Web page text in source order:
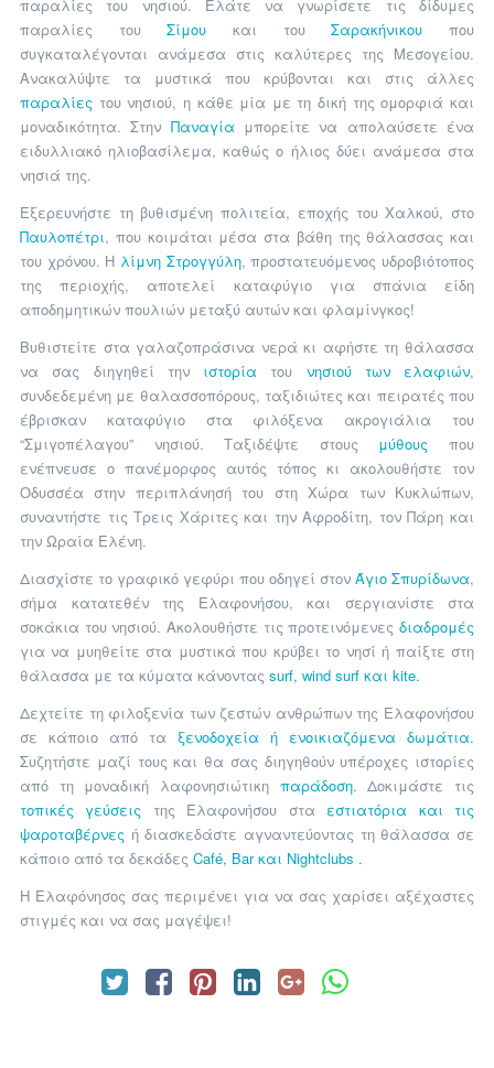
παραλίες του νησιού. Ελάτε να γνωρίσετε τις δίδυμες
παραλίες τουΣίμου και τουΣαρακήνικου που
συγκαταλέγονται ανάμεσα στις καλύτερες της Μεσογείου.
Ανακαλύψτε τα μυστικά που κρύβονται και στις άλλες
παραλίες του νησιού, η κάθε μία με τη δική της ομορφιά και
μοναδικότητα. Στην Παναγία μπορείτε να απολαύσετε ένα
ειδυλλιακό ηλιοβασίλεμα, καθώς ο ήλιος δύει ανάμεσα στα
νησιά της.
Εξερευνήστε τη βυθισμένη πολιτεία, εποχής του Χαλκού, στο
Παυλοπέτρι, που κοιμάται μέσα στα βάθη της θάλασσας και
του χρόνου. Η λίμνη Στρογγύλη, προστατευόμενος υδροβιότοπος
της περιοχής, αποτελεί καταφύγιο για σπάνια είδη
αποδημητικών πουλιών μεταξύ αυτών και φλαμίνγκος!
Βυθιστείτε στα γαλαζοπράσινα νερά κι αφήστε τη θάλασσα
να σας διηγηθεί την ιστορία του νησιού των ελαφιών,
συνδεδεμένη με θαλασσοπόρους, ταξιδιώτες και πειρατές που
έβρισκαν καταφύγιο στα φιλόξενα ακρογιάλια του
“Σμιγοπέλαγου” νησιού. Ταξιδέψτε στους μύθους που
ενέπνευσε ο πανέμορφος αυτός τόπος κι ακολουθήστε τον
Οδυσσέα στην περιπλάνησή του στη Χώρα των Κυκλώπων,
συναντήστε τις Τρεις Χάριτες και την Αφροδίτη, τον Πάρη και
την Ωραία Ελένη.
Διασχίστε το γραφικό γεφύρι που οδηγεί στον Άγιο Σπυρίδωνα,
σήμα κατατεθέν της Ελαφονήσου, και σεργιανίστε στα
σοκάκια του νησιού. Ακολουθήστε τις προτεινόμενες διαδρομές
για να μυηθείτε στα μυστικά που κρύβει το νησί ή παίξτε στη
θάλασσα με τα κύματα κάνοντας surf, wind surf και kite.
Δεχτείτε τη φιλοξενία των ζεστών ανθρώπων της Ελαφονήσου
σε κάποιο από τα ξενοδοχεία ή ενοικιαζόμενα δωμάτια.
Συζητήστε μαζί τους και θα σας διηγηθούν υπέροχες ιστορίες
από τη μοναδική λαφονησιώτικη παράδοση. Δοκιμάστε τις
τοπικές γεύσεις της Ελαφονήσου στα εστιατόρια και τις
ψαροταβέρνες ή διασκεδάστε αγναντεύοντας τη θάλασσα σε
κάποιο από τα δεκάδες Café, Bar και Nightclubs .
Η Ελαφόνησος σας περιμένει για να σας χαρίσει αξέχαστες
στιγμές και να σας μαγέψει!